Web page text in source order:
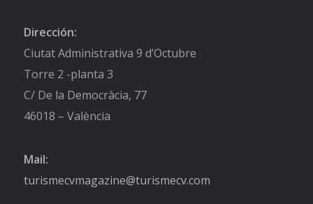
Dirección:
Ciutat Administrativa 9 d’Octubre
Torre 2 -planta 3
C/ De la Democràcia, 77
46018 – València
Mail:
turismecvmagazine@turismecv.com